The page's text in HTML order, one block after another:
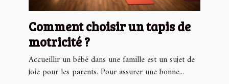
Comment choisir un tapis de
motricité ?
Accueillir un bébé dans une famille est un sujet de
joie pour les parents. Pour assurer une bonne...